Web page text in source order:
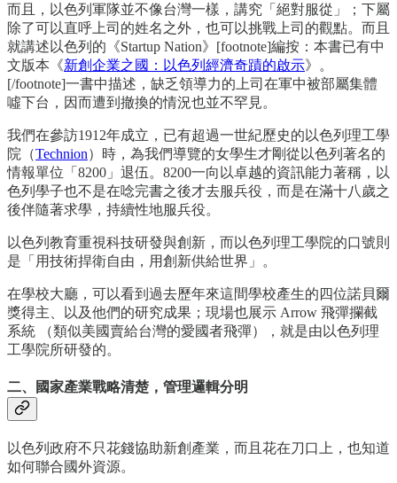
而且，以色列軍隊並不像台灣一樣，講究「絕對服從」；下屬
除了可以直呼上司的姓名之外，也可以挑戰上司的觀點。而且
就講述以色列的《Startup Nation》[footnote]編按：本書已有中
文版本《新創企業之國：以色列經濟奇蹟的啟示》。
[/footnote]一書中描述，缺乏領導力的上司在軍中被部屬集體
噓下台，因而遭到撤換的情況也並不罕見。
我們在參訪1912年成立，已有超過一世紀歷史的以色列理工學
院（Technion）時，為我們導覽的女學生才剛從以色列著名的
情報單位「8200」退伍。8200一向以卓越的資訊能力著稱，以
色列學子也不是在唸完書之後才去服兵役，而是在滿十八歲之
後伴隨著求學，持續性地服兵役。
以色列教育重視科技研發與創新，而以色列理工學院的口號則
是「用技術捍衛自由，用創新供給世界」。
在學校大廳，可以看到過去歷年來這間學校產生的四位諾貝爾
獎得主、以及他們的研究成果；現場也展示 Arrow 飛彈攔截
系統 （類似美國賣給台灣的愛國者飛彈），就是由以色列理
工學院所研發的。
二、國家產業戰略清楚，管理邏輯分明
以色列政府不只花錢協助新創產業，而且花在刀口上，也知道
如何聯合國外資源。